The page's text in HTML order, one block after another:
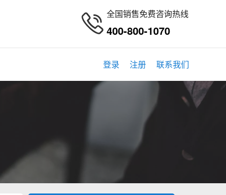
全国销售免费咨询热线
400-800-1070
登录 注册 联系我们